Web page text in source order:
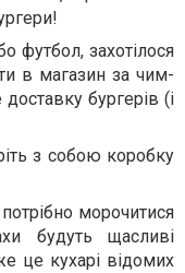
футбол, захотілося
в магазин за чим-
бургерів (і
з собою коробку
морочитися
будуть щасливі
це кухарі відомих